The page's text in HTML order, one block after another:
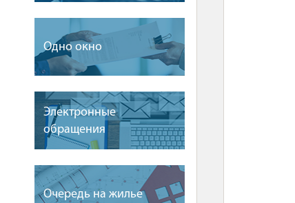
Одно окно
Электронные
обращения
Очередь на жилье